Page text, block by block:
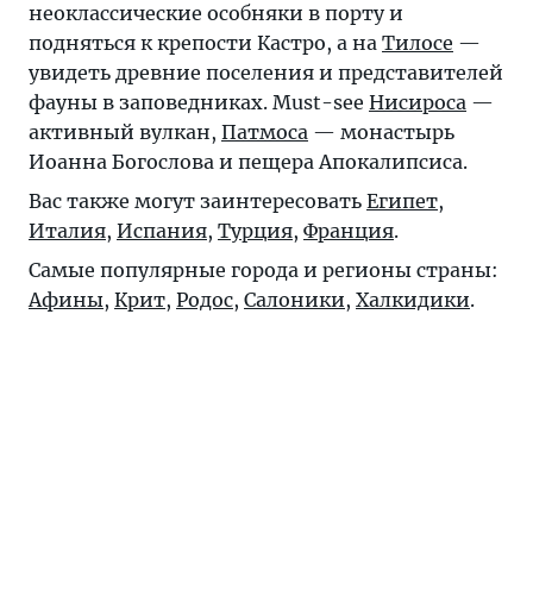
неоклассические особняки в порту и
подняться к крепости Кастро, а на Тилосе —
увидеть древние поселения и представителей
фауны в заповедниках. Must-see Нисироса —
активный вулкан, Патмоса — монастырь
Иоанна Богослова и пещера Апокалипсиса.
Вас также могут заинтересовать Египет,
Италия, Испания, Турция, Франция.
Самые популярные города и регионы страны:
Афины, Крит, Родос, Салоники, Халкидики.